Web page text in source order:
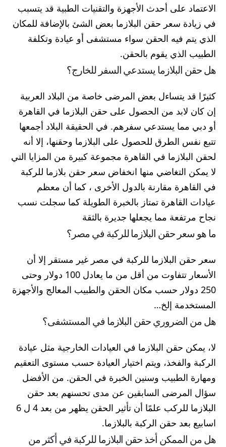
الاعتماد على أحدث الأجهزة والتقنيات الطبية قد يتسبب
في زيادة سعر حقن البلازما بعض الشئ بالإضافة للمكان
الذي يتم فيه الحقن سواء مستشفى أو عيادة وتكلفة
الطبيب الذي يقوم بالحقن.
هل حقن البلازما يستدعي السفر للخارج؟
كثيرًا قد يتساءل بعض المرضى خاصة من البلاد العربية
إن كان لابد من الحصول على حقن البلازما في القاهرة
أو دبي مما يستدعي سفرهم. في الحقيقة البلاد أجمعها
تتبع نفس الطرق للحصول على البلازما وحقنها، إلا أنه
لحقن البلازما في القاهرة مجموعة كبيرة من المزايا التي
لا يمكن التغاضي منها انخفاض سعر حقن بلازما للركبة
في القاهرة مقارنة بالدول الأخرى ، كما أن معظم
عيادات القاهرة تمتاز بالخبرة الطويلة كما سجلت نسب
نجاح مرتفعة مما يجعلها جديرة بالثقة
ما هو سعر حقن البلازما للركبة في مصر؟
سعر حقن البلازما للركبة في مصر غير مستقر إلا أن
الأسعار تتفاوت من أقل من ما يعادل 100 دولار وحتى
250 دولار حسب مكان الحقن والطبيب المعالج والأجهزة
المستخدمة إلخ…
هل من الضروري حقن البلازما في المستشفى؟
لا، يمكن حقن البلازما في العيادات الخارجية مثل عيادة
الركبة والفخذ، ويتم اختيار العيادة حسب مستوى التعقيم
ومهارة الطبيب وسنين الخبرة في الحقن. من الأفضل
سؤال المرضى السابقين عن مدى تحسنهم بعد حقن
البلازما للركب علمًا أن تأثير الحقن يظهر من بعد 4 ل 6
اسابيع بعد حقن الركبة بالبلازما.
هل من الممكن أخذ حقن البلازما للركبة في أكثر من